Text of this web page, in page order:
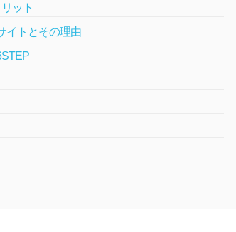
ット
イトとその理由